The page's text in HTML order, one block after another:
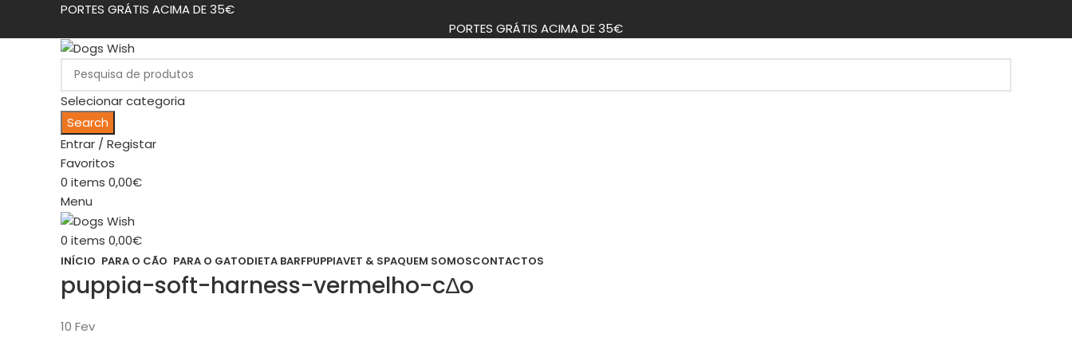
PORTES GRÁTIS ACIMA DE 35€
PORTES GRÁTIS ACIMA DE 35€
Selecionar categoria
Search
Entrar / Registar
Favoritos
0 items 0,00€
Menu
0 items 0,00€
INÍCIO PARA O CÃO PARA O GATODIETA BARFPUPPIAVET & SPAQUEM SOMOSCONTACTOS
puppia-soft-harness-vermelho-c∆o
10 Fev